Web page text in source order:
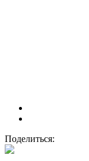
Поделиться: